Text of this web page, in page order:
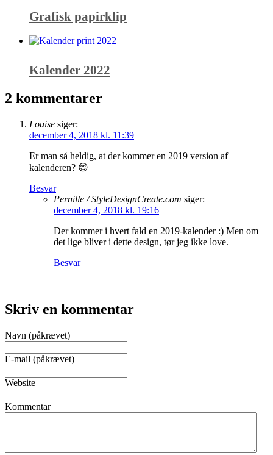
Grafisk papirklip
Kalender 2022
2 kommentarer
Louise siger:
december 4, 2018 kl. 11:39
Er man så heldig, at der kommer en 2019 version af
kalenderen? 😊
Besvar
Pernille / StyleDesignCreate.com siger:
december 4, 2018 kl. 19:16
Der kommer i hvert fald en 2019-kalender :) Men om
det lige bliver i dette design, tør jeg ikke love.
Besvar
Skriv en kommentar
Navn (påkrævet)
E-mail (påkrævet)
Website
Kommentar